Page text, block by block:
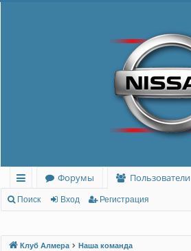
с
лк
Форумы
Пользователи
Поиск Вход Регистрация
Клуб Алмера Наша команда